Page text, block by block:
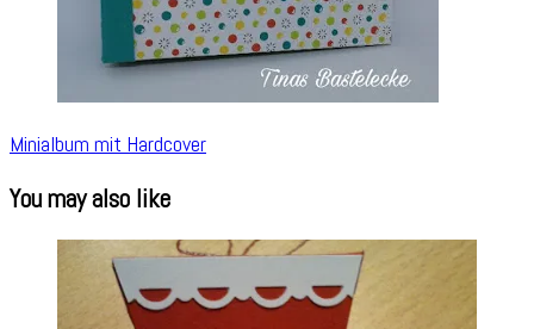
Minialbum mit Hardcover
You may also like